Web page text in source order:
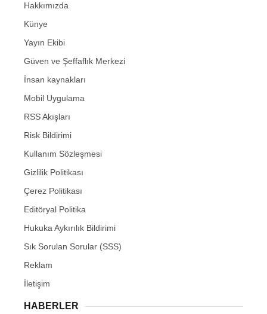
Hakkımızda
Künye
Yayın Ekibi
Güven ve Şeffaflık Merkezi
İnsan kaynakları
Mobil Uygulama
RSS Akışları
Risk Bildirimi
Kullanım Sözleşmesi
Gizlilik Politikası
Çerez Politikası
Editöryal Politika
Hukuka Aykırılık Bildirimi
Sık Sorulan Sorular (SSS)
Reklam
İletişim
HABERLER